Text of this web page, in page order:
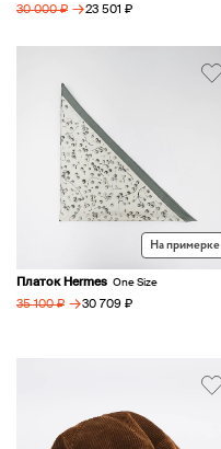
30 000 ₽ → 23 501 ₽
На примерке
Платок Hermes One Size
35 100 ₽ → 30 709 ₽